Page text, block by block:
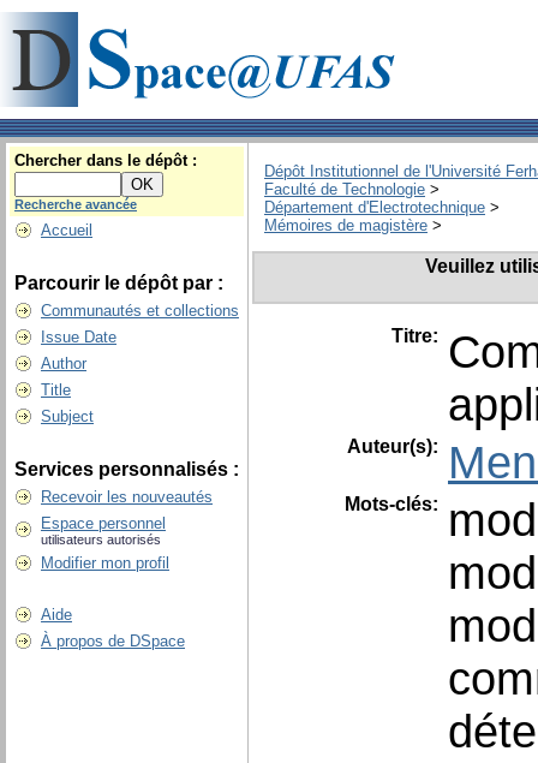
Chercher dans le dépôt :
Recherche avancée
Accueil
Parcourir le dépôt par :
Communautés et collections
Issue Date
Author
Title
Subject
Services personnalisés :
Recevoir les nouveautés
Espace personnel
utilisateurs autorisés
Modifier mon profil
Aide
À propos de DSpace
Dépôt Institutionnel de l'Université
Faculté de Technologie >
Département d'Electrotechnique >
Mémoires de magistère >
Veuillez
Titre:
Auteur(s):
Mots-clés: